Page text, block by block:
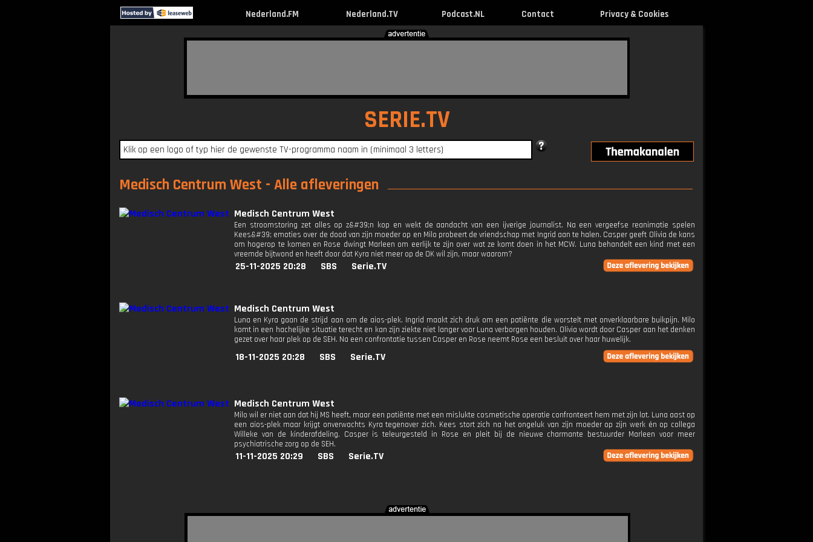
Nederland.FM Nederland.TV Podcast.NL Contact Privacy & Cookies
SERIE.TV
Medisch Centrum West - Alle afleveringen
Medisch Centrum West
Een stroomstoring zet alles op z&#39;n kop en wekt de aandacht van een ijverige journalist. Na een vergeefse reanimatie spelen
Kees&#39; emoties over de dood van zijn moeder op en Milo probeert de vriendschap met Ingrid aan te halen. Casper geeft Olivia de kans
om hogerop te komen en Rose dwingt Marleen om eerlijk te zijn over wat ze komt doen in het MCW. Luna behandelt een kind met een
vreemde bijtwond en heeft door dat Kyra niet meer op de OK wil zijn, maar waarom?
25-11-2025 20:28 SBS Serie.TV
Medisch Centrum West
Luna en Kyra gaan de strijd aan om de aios-plek. Ingrid maakt zich druk om een patiënte die worstelt met onverklaarbare buikpijn. Milo
komt in een hachelijke situatie terecht en kan zijn ziekte niet langer voor Luna verborgen houden. Olivia wordt door Casper aan het denken
gezet over haar plek op de SEH. Na een confrontatie tussen Casper en Rose neemt Rose een besluit over haar huwelijk.
18-11-2025 20:28 SBS Serie.TV
Medisch Centrum West
Milo wil er niet aan dat hij MS heeft, maar een patiënte met een mislukte cosmetische operatie confronteert hem met zijn lot. Luna aast op
een aios-plek maar krijgt onverwachts Kyra tegenover zich. Kees stort zich na het ongeluk van zijn moeder op zijn werk én op collega
Willeke van de kinderafdeling. Casper is teleurgesteld in Rose en pleit bij de nieuwe charmante bestuurder Marleen voor meer
psychiatrische zorg op de SEH.
11-11-2025 20:29 SBS Serie.TV